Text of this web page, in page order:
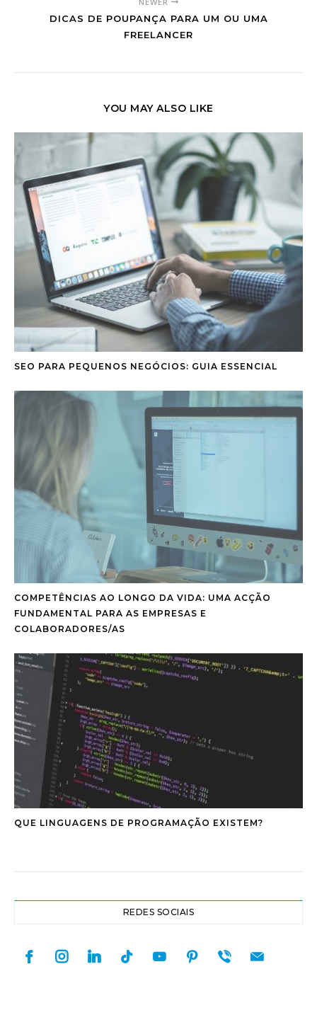
DICAS DE POUPANÇA PARA UM OU UMA
FREELANCER
YOU MAY ALSO LIKE
SEO PARA PEQUENOS NEGÓCIOS: GUIA ESSENCIAL
COMPETÊNCIAS AO LONGO DA VIDA: UMA ACÇÃO
FUNDAMENTAL PARA AS EMPRESAS E
COLABORADORES/AS
QUE LINGUAGENS DE PROGRAMAÇÃO EXISTEM?
REDES SOCIAIS
facebookinstagramlinkedintiktok youtubepinterest
viber mail